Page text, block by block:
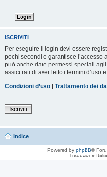
ISCRIVITI
Per eseguire il login devi essere
pochi secondi e garantisce l’accesso
può anche dare permessi speciali
assicurati di aver letto i termini d’uso
Condizioni d’uso | Trattamento dei
Iscriviti
Indice
Powered by phpBB®
Traduzione